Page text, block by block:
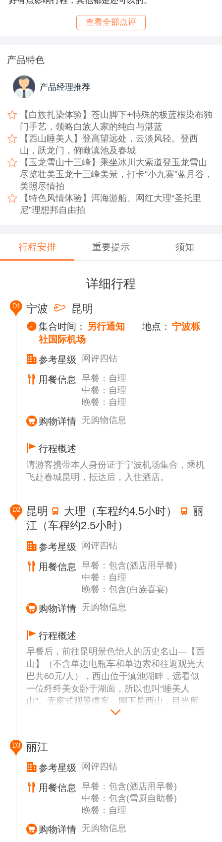
查看全部点评
产品特色
产品经理推荐
【白族扎染体验】苍山脚下+特殊的板蓝根染布独
门手艺，领略白族人家的纯白与湛蓝
【西山睡美人】登高望远处，云淡风轻。登西
山，跃龙门，俯瞰滇池及春城
【玉龙雪山十三峰】乘坐冰川大索道登玉龙雪山
尽览壮美玉龙十三峰美景，打卡“小九寨”蓝月谷，
美照尽情拍
【特色风情体验】洱海游船、网红大理“圣托里
尼”理想邦自由拍
行程安排 重要提示 须知
详细行程
D1 宁波 昆明
集合时间： 另行通知 地点： 宁波栎
社国际机场
参考星级
网评四钻
用餐信息
早餐：自理
中餐：自理
晚餐：自理
购物详情 无购物信息
行程概述
请游客携带本人身份证于宁波机场集合，乘机
飞赴春城昆明，抵达后，入住酒店。
D2 昆明 大理（车程约4.5小时）
丽
江（车程约2.5小时）
参考星级 网评四钻
用餐信息
早餐：包含(酒店用早餐)
中餐：自理
晚餐：包含(白族喜宴)
购物详情 无购物信息
行程概述
早餐后，前往昆明景色怡人的历史名山—【西
山】（不含单边电瓶车和单边索和往返观光大
巴共60元/人），西山位于滇池湖畔，远看似
一位纤纤美女卧于湖面，所以也叫“睡美人
山”。无窗式观景缆车，脚下是西山，目光所
及是西山美景；徒步西山的同时别忘了俯瞰昆
后前往最新网红云南美食基地【茶马花街】，
这里美食琳琅，这里聚集了昆明当地最地道的
豆花米线、各式烧烤、豆花米线，红糖粑粑，
音乐，咖啡，西餐。今日中餐自由选择云南美
午餐后乘车前往大理，体验地道【白族特色手
工艺-扎染】拜访苍山脚下的手艺人，体验当
地扎染技艺。
D3 丽江
参考星级 网评四钻
用餐信息
早餐：包含(酒店用早餐)
中餐：包含(雪厨自助餐)
晚餐：自理
购物详情 无购物信息